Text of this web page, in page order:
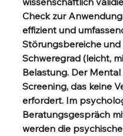
Check zur
effizient und
Störungsbereiche
Schweregrad (leicht,
Belastung. Der
Screening, das keine
erfordert. Im
Beratungsgespräch
werden die